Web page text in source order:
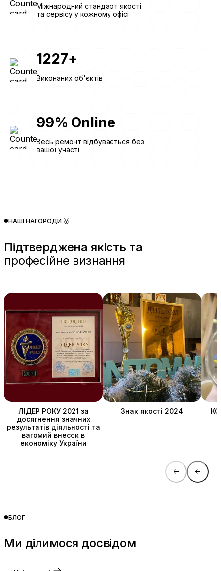
Міжнародний стандарт якості
та сервісу у кожному офісі
1227+
Виконаних об'єктів
99% Online
Весь ремонт відбувається без
вашої участі
НАШІ НАГОРОДИ 🥇
Підтверджена якість та
професійне визнання
ЛІДЕР РОКУ 2021 за
досягнення значних
результатів діяльності та
вагомий внесок в
економіку України
Знак якості 2024
БЛОГ
Ми ділимося досвідом